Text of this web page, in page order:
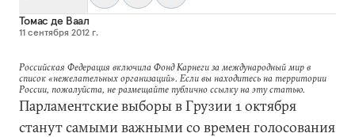
Томас де Ваал
11 сентября 2012 г.
Российская Федерация включила Фонд Карнеги за международный мир в
список «нежелательных организаций». Если вы находитесь на территории
России, пожалуйста, не размещайте публично ссылку на эту статью.
Парламентские выборы в Грузии 1 октября
станут самыми важными со времен голосования